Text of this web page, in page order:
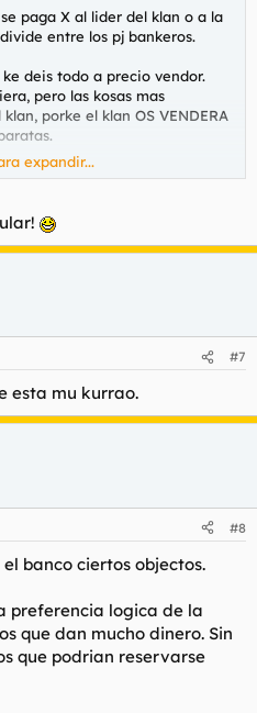
paga X al lider del klan o a la
entre los pj bankeros.
deis todo a precio vendor.
pero las kosas mas
porke el klan OS VENDERA
justo y estable.
pero asi mas barato, sin
expandir...
#7
esta mu kurrao.
#8
banco ciertos objectos.
preferencia logica de la
que dan mucho dinero. Sin
que podrian reservarse